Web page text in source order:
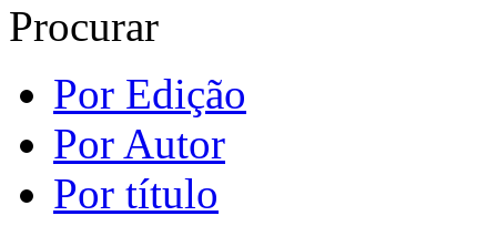
Procurar
Por Edição
Por Autor
Por título